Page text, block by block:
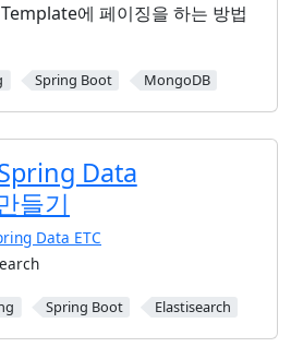
에 페이징을 하는 방법
Spring Boot MongoDB
Data
들기
Data ETC
Spring Boot Elastisearch